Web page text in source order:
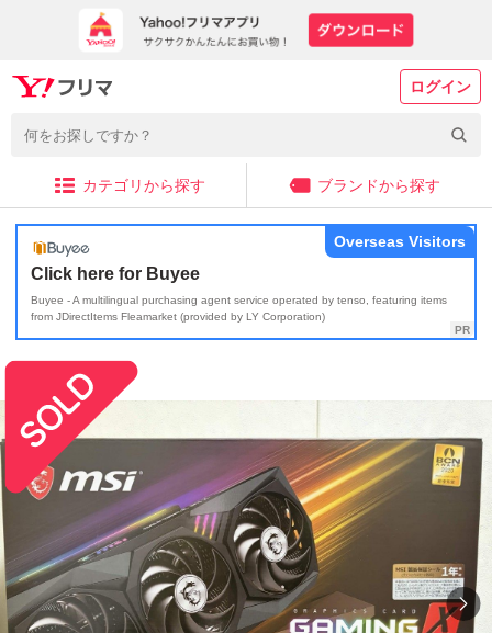
ログイン
カテゴリから探す ブランドから探す
Click here for Buyee
Buyee - A multilingual purchasing agent service operated by tenso, featuring items
from JDirectItems Fleamarket (provided by LY Corporation)
Overseas Visitors